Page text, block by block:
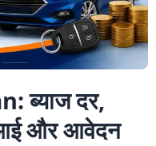
ब्याज दर,
और आवेदन